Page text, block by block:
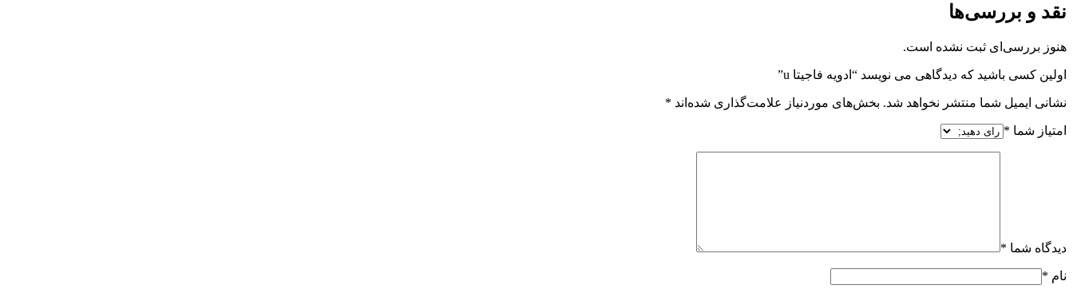
نقد و بررسی‌ها
هنوز بررسی‌ای ثبت نشده است.
اولین کسی باشید که دیدگاهی می نویسد “ادویه فاجیتا u”
نشانی ایمیل شما منتشر نخواهد شد. بخش‌های موردنیاز علامت‌گذاری شده‌اند *
امتیاز شما *
دیدگاه شما *
نام *